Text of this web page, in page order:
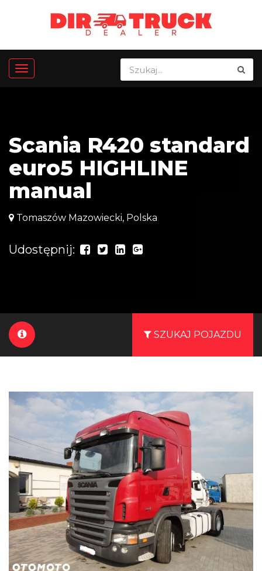
Scania R420 standard
euro5 HIGHLINE
manual
Tomaszów Mazowiecki, Polska
Udostępnij:
SZUKAJ POJAZDU